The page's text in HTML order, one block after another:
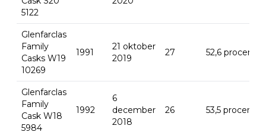
5122
Glenfarclas
Family
Casks W19
10269
1991
21 oktober
2019
27 52,6 procent
Glenfarclas
Family
Cask W18
5984
1992
6
december
2018
26 53,5 procent